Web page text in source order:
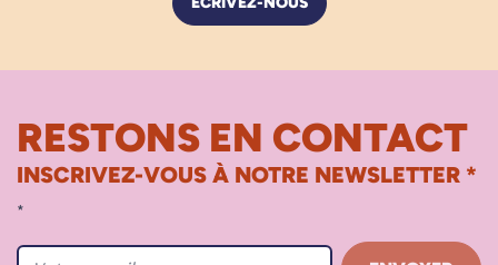
besoins (entrée, plat, dessert, boisson).
couverts pour mieux s’adapter à chaque
Préhension optimale grâce aux gros
manches antidérapants.
Convient aux gauchers et droitierset
dominante.
RESTONS EN CONTACT
INSCRIVEZ-VOUS À NOTRE NEWSLETTER *
*